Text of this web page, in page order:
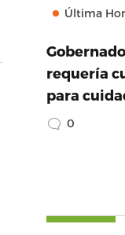
Última
requería
para
0